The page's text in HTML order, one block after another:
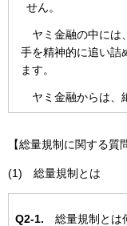
せん。
ヤミ金融の中には
手を精神的に追い詰
ます。
ヤミ金融からは、
【総量規制に関する質
(1) 総量規制とは
Q2-1. 総量規制とは